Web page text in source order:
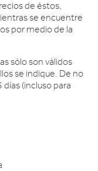
de éstos,
se encuentre
por medio de la
sólo son válidos
se indique. De no
(incluso para